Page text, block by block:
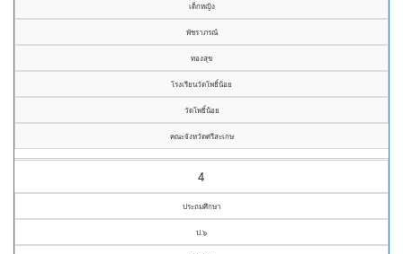
เด็กหญิง
พัชราภรณ์
ทองสุข
โรงเรียนวัดโพธิ์น้อย
วัดโพธิ์น้อย
คณะจังหวัดศรีสะเกษ
4
ประถมศึกษา
ป.๖